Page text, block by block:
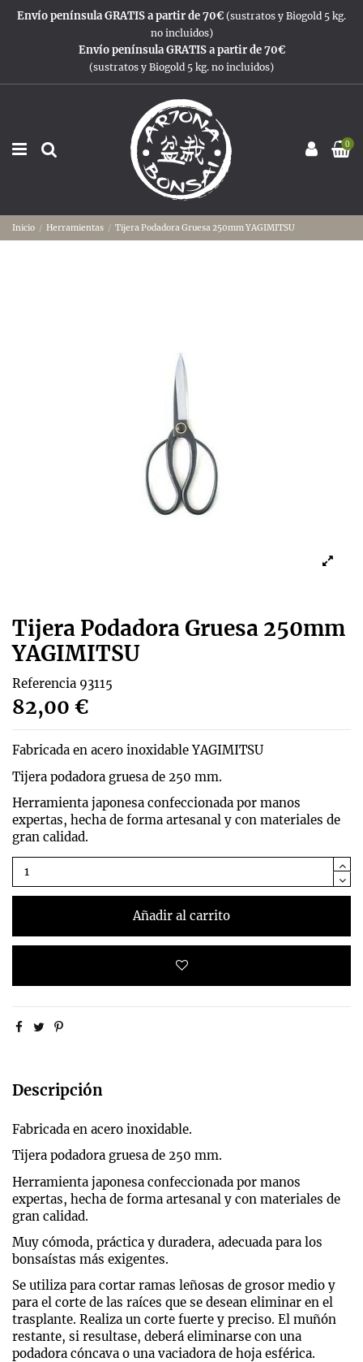
Envío península GRATIS a partir de 70€ (sustratos y Biogold 5 kg.
no incluidos)
Envío península GRATIS a partir de 70€
(sustratos y Biogold 5 kg. no incluidos)
0
Inicio Herramientas Tijera Podadora Gruesa 250mm YAGIMITSU
Tijera Podadora Gruesa 250mm
YAGIMITSU
Referencia 93115
82,00 €
Fabricada en acero inoxidable YAGIMITSU
Tijera podadora gruesa de 250 mm.
Herramienta japonesa confeccionada por manos
expertas, hecha de forma artesanal y con materiales de
gran calidad.
Añadir al carrito
Descripción
Fabricada en acero inoxidable.
Tijera podadora gruesa de 250 mm.
Herramienta japonesa confeccionada por manos
expertas, hecha de forma artesanal y con materiales de
gran calidad.
Muy cómoda, práctica y duradera, adecuada para los
bonsaístas más exigentes.
Se utiliza para cortar ramas leñosas de grosor medio y
para el corte de las raíces que se desean eliminar en el
trasplante. Realiza un corte fuerte y preciso. El muñón
restante, si resultase, deberá eliminarse con una
podadora cóncava o una vaciadora de hoja esférica.